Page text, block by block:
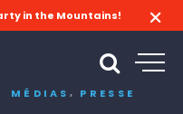
in the Mountains!
MÉDIAS , PRESSE